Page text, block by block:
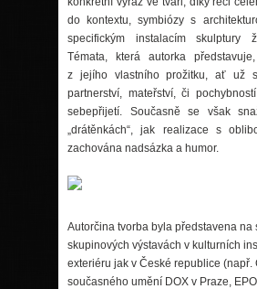
do kontextu, symbiózy s
specifickým instalacím skulptury
Témata, která autorka
z jejího vlastního prožitku, ať už
partnerství, mateřství, či
sebepřijetí. Současněse však
„drátěnkách“, jak realizace s
zachována nadsázka a humor.
Autorčina tvorba byla představena na
skupinových výstavách v kulturních
exteriéru jak v České republice (např.
současného umění DOX v Praze,